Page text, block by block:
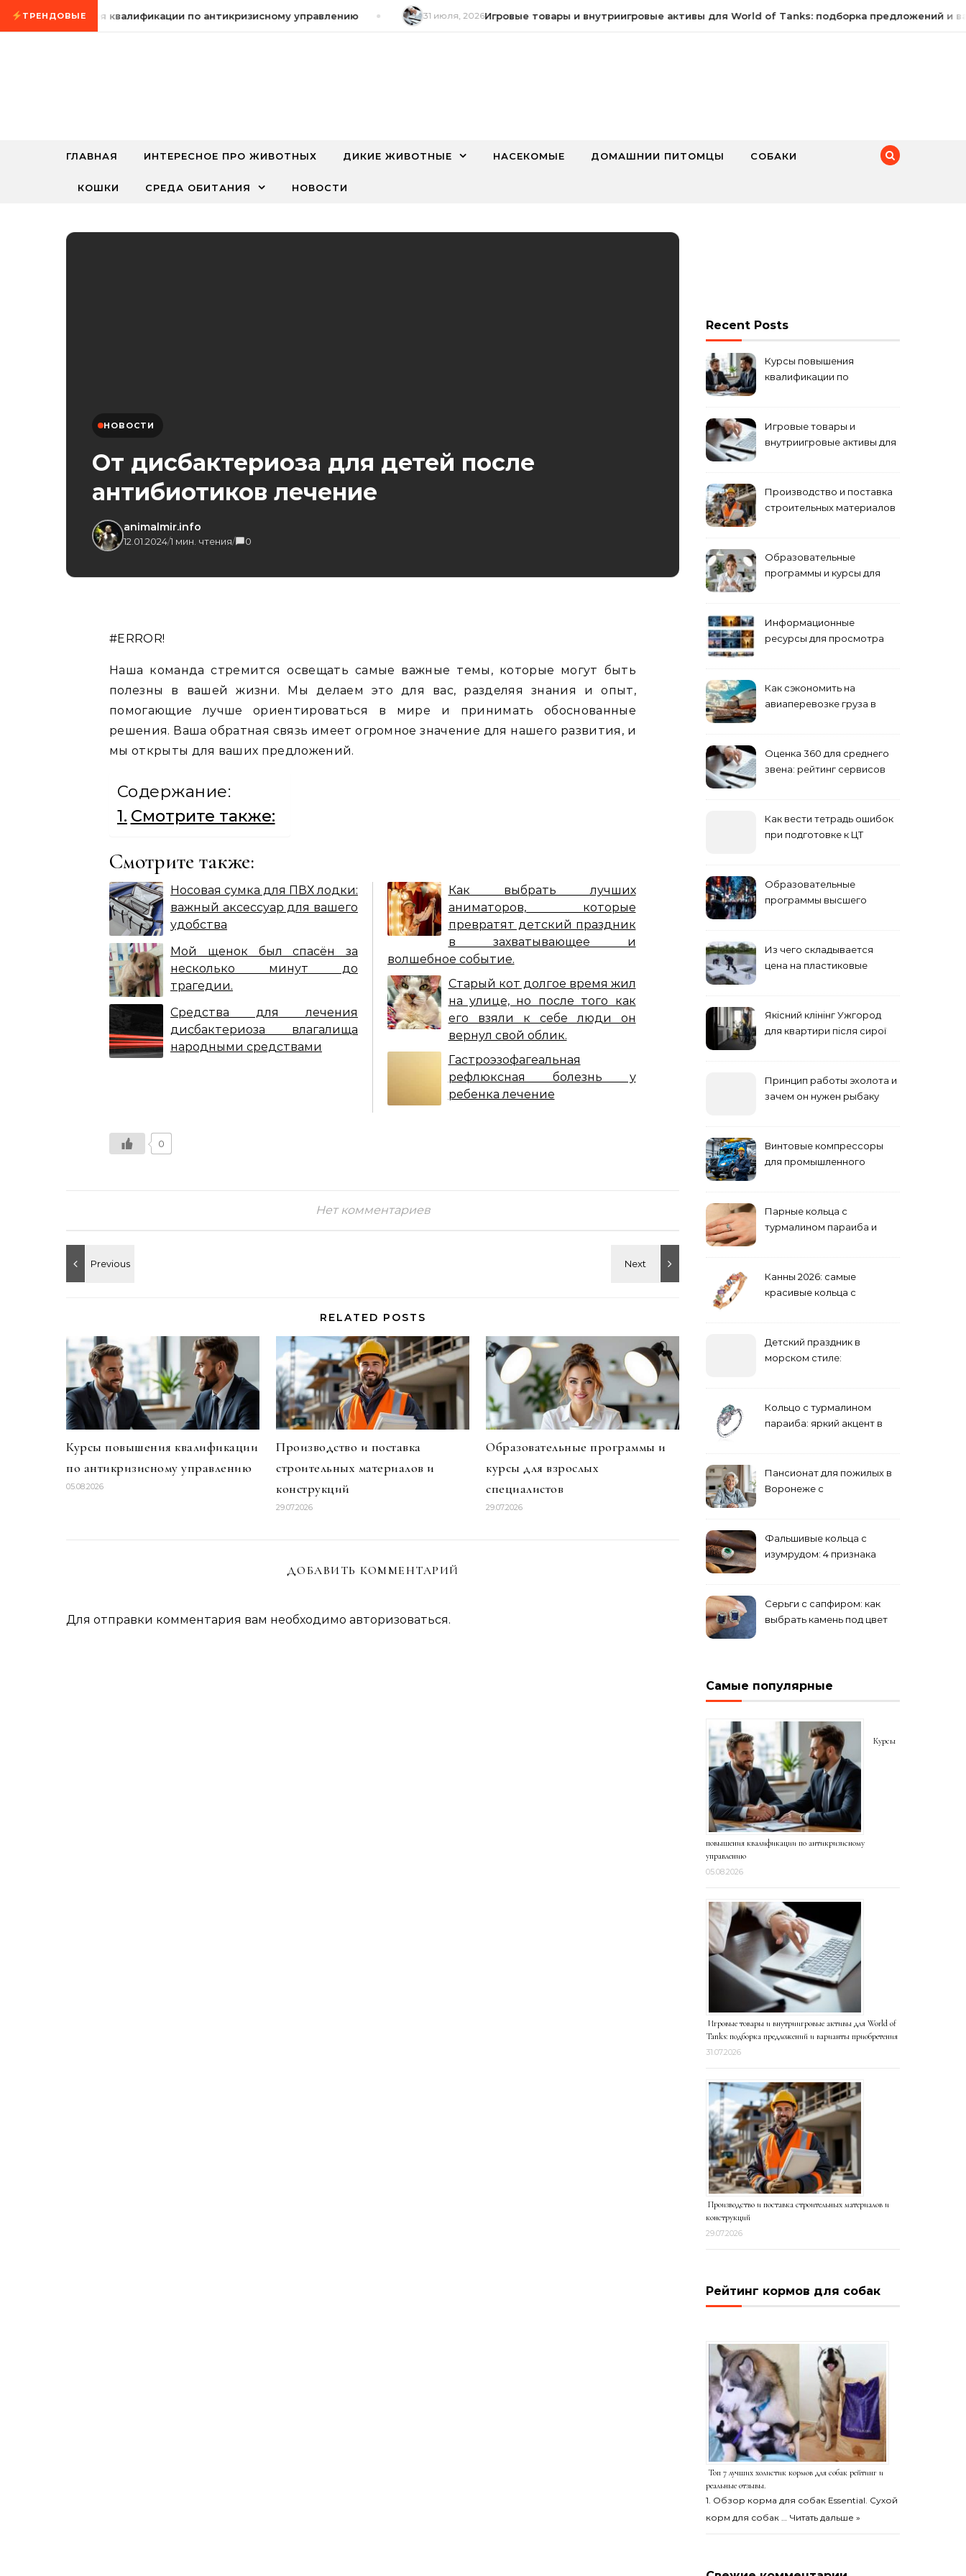
Промотать к содержимому
ТРЕНДОВЫЕ
повышения квалификации по антикризисному управлению 31 июля, 2026Игровые товары и внутриигровые активы для World of Tanks: подборка предложений и
ГЛАВНАЯ ИНТЕРЕСНОЕ ПРО ЖИВОТНЫХ ДИКИЕ ЖИВОТНЫЕ НАСЕКОМЫЕ ДОМАШНИИ ПИТОМЦЫ СОБАКИ
КОШКИ СРЕДА ОБИТАНИЯ НОВОСТИ
НОВОСТИ
От дисбактериоза для детей после
антибиотиков лечение
animalmir.info
12.01.2024/1 мин. чтения/ 0
#ERROR!
Наша команда стремится освещать самые важные темы, которые могут быть
полезны в вашей жизни. Мы делаем это для вас, разделяя знания и опыт,
помогающие лучше ориентироваться в мире и принимать обоснованные
решения. Ваша обратная связь имеет огромное значение для нашего развития, и
мы открыты для ваших предложений.
Содержание:
Смотрите также:
Смотрите также:
Носовая сумка для ПВХ лодки:
важный аксессуар для вашего
удобства
Мой щенок был спасён за
несколько минут до
трагедии.
Средства для лечения
дисбактериоза влагалища
народными средствами
Как выбрать лучших
аниматоров, которые
превратят детский праздник
в захватывающее и
волшебное событие.
Старый кот долгое время жил
на улице, но после того как
его взяли к себе люди он
вернул свой облик.
Гастроэзофагеальная
рефлюксная болезнь у
ребенка лечение
0
Нет комментариев
RELATED POSTS
Курсы повышения квалификации
по антикризисному управлению
05.08.2026
Производство и поставка
строительных материалов и
конструкций
29.07.2026
Образовательные программы и
курсы для взрослых
специалистов
29.07.2026
ДОБАВИТЬ КОММЕНТАРИЙ
Для отправки комментария вам необходимо авторизоваться.
Recent Posts
Курсы повышения
квалификации по
Игровые товары и
внутриигровые активы для
приобретения
Производство и поставка
строительных материалов
Образовательные
программы и курсы для
Информационные
ресурсы для просмотра
Как сэкономить на
авиаперевозке груза в
Оценка 360 для среднего
звена: рейтинг сервисов
Как вести тетрадь ошибок
при подготовке к ЦТ
Образовательные
программы высшего
Из чего складывается
цена на пластиковые
Якісний клінінг Ужгород
для квартири після сирої
Принцип работы эхолота и
зачем он нужен рыбаку
Винтовые компрессоры
для промышленного
Парные кольца с
турмалином параиба и
Канны 2026: самые
красивые кольца с
Детский праздник в
морском стиле:
Кольцо с турмалином
параиба: яркий акцент в
Пансионат для пожилых в
Воронеже с
Фальшивые кольца с
изумрудом: 4 признака
Серьги с сапфиром: как
выбрать камень под цвет
Самые популярные
Курсы
повышения квалификации по антикризисному
управлению
05.08.2026
Игровые товары и внутриигровые активы для World of
Tanks: подборка предложений и варианты приобретения
31.07.2026
Производство и поставка строительных материалов и
конструкций
29.07.2026
Рейтинг кормов для собак
Топ 7 лучших холистик кормов для собак рейтинг и
реальные отзывы.
1. Обзор корма для собак Essential. Сухой
корм для собак … Читать дальше »